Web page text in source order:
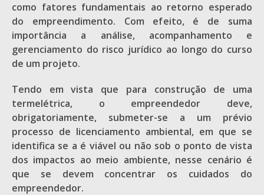
como fatores fundamentais ao retorno esperado
do empreendimento. Com efeito, é de suma
importância a análise, acompanhamento e
gerenciamento do risco jurídico ao longo do curso
de um projeto.
Tendo em vista que para construção de uma
termelétrica, o empreendedor deve,
obrigatoriamente, submeter-se a um prévio
processo de licenciamento ambiental, em que se
identifica se a é viável ou não sob o ponto de vista
dos impactos ao meio ambiente, nesse cenário é
que se devem concentrar os cuidados do
empreendedor.